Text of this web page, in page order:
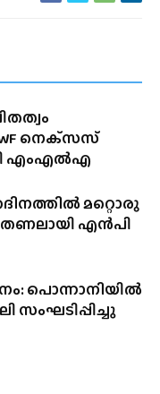
നെക്‌സസ്‌
എംഎൽഎ
മറ്റൊരു
എൻപി
പൊന്നാനിയിൽ
സംഘടിപ്പിച്ചു